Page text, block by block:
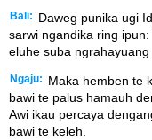
Bali:
Daweg punika ugi
sarwi ngandika ring
eluhe suba ngrahayuang
Ngaju:
Maka hemben te
bawi te palus hamauh
Awi ikau percaya
bawi te keleh.